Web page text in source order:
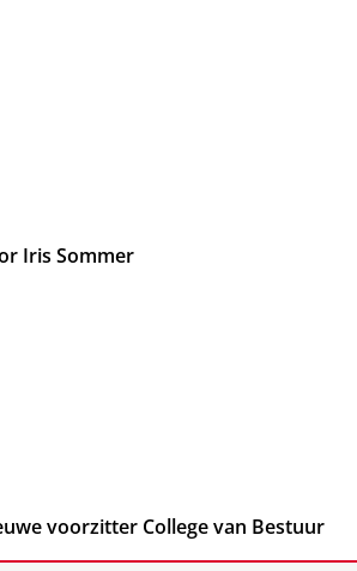
Iris Sommer
voorzitter College van Bestuur